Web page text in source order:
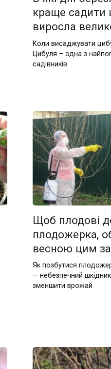
краще
виросла
Коли висаджувати
Цибуля – одна з
садівників.
Щоб плодові
плодожерка,
весною цим
Як позбутися
— небезпечний
зменшити врожай